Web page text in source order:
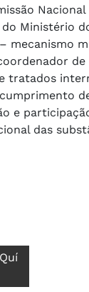
Nacional
do Ministério
mecanismo
de
tratados
e
das